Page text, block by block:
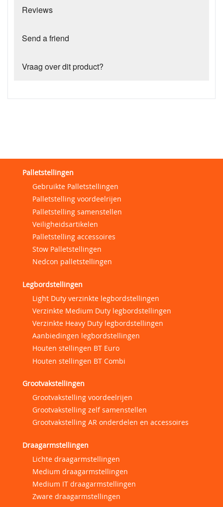
Reviews
Send a friend
Vraag over dit product?
Palletstellingen
Gebruikte Palletstellingen
Palletstelling voordeelrijen
Palletstelling samenstellen
Veiligheidsartikelen
Palletstelling accessoires
Stow Palletstellingen
Nedcon palletstellingen
Legbordstellingen
Light Duty verzinkte legbordstellingen
Verzinkte Medium Duty legbordstellingen
Verzinkte Heavy Duty legbordstellingen
Aanbiedingen legbordstellingen
Houten stellingen BT Euro
Houten stellingen BT Combi
Grootvakstellingen
Grootvakstelling voordeelrijen
Grootvakstelling zelf samenstellen
Grootvakstelling AR onderdelen en accessoires
Draagarmstellingen
Lichte draagarmstellingen
Medium draagarmstellingen
Medium IT draagarmstellingen
Zware draagarmstellingen